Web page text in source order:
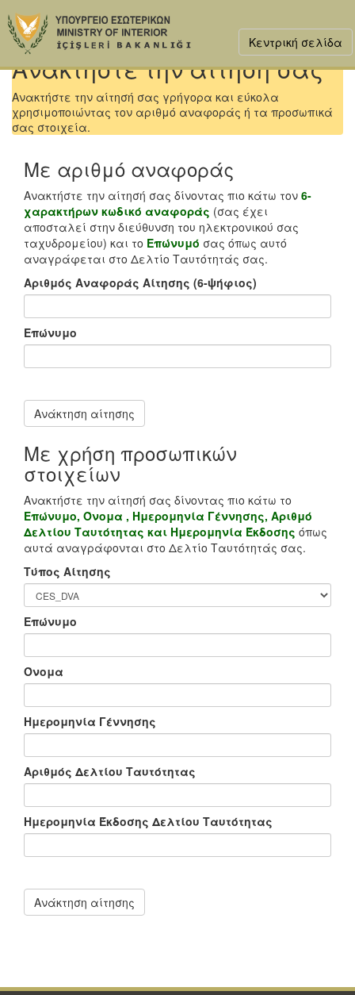
Κεντρική σελίδα
Ανακτήστε την αίτησή σας
Ανακτήστε την αίτησή σας γρήγορα και εύκολα
χρησιμοποιώντας τον αριθμό αναφοράς ή τα προσωπικά
σας στοιχεία.
Με αριθμό αναφοράς
Ανακτήστε την αίτησή σας δίνοντας πιο κάτω τον 6-
χαρακτήρων κωδικό αναφοράς (σας έχει
αποσταλεί στην διεύθυνση του ηλεκτρονικού σας
ταχυδρομείου) και το Επώνυμό σας όπως αυτό
αναγράφεται στο Δελτίο Ταυτότητάς σας.
Αριθμός Αναφοράς Αίτησης (6-ψήφιος)
Επώνυμο
Με χρήση προσωπικών
στοιχείων
Ανακτήστε την αίτησή σας δίνοντας πιο κάτω το
Επώνυμο, Όνομα , Ημερομηνία Γέννησης, Αριθμό
Δελτίου Ταυτότητας και Ημερομηνία Έκδοσης όπως
αυτά αναγράφονται στο Δελτίο Ταυτότητάς σας.
Τύπος Αίτησης
Επώνυμο
Όνομα
Ημερομηνία Γέννησης
Αριθμός Δελτίου Ταυτότητας
Ημερομηνία Έκδοσης Δελτίου Ταυτότητας